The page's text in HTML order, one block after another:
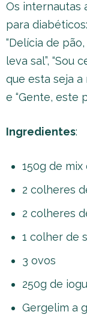
Os internautas
para
“Delícia de
leva sal”, “Sou
que esta seja a
e “Gente, este
Ingredientes:
150g de mix
2 colheres
2 colheres
1 colher de
3 ovos
250g de
Gergelim a